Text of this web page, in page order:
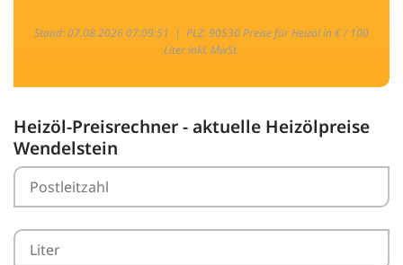
Stand: 07.08.2026 07:09:51 | PLZ: 90530 Preise für Heizöl in € / 100
Liter inkl. MwSt.
Heizöl-Preisrechner - aktuelle Heizölpreise
Wendelstein